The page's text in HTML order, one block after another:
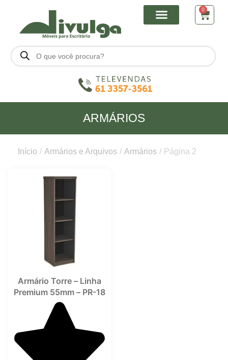
0
ARMÁRIOS
Início / Armários e Arquivos / Armários / Página 2
Armário Torre – Linha
Premium 55mm – PR-18